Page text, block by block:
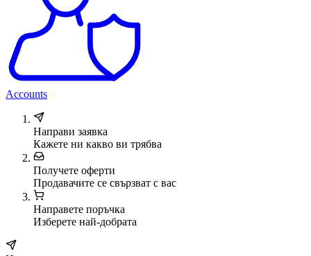
Accounts
Направи заявка
Кажете ни какво ви трябва
Получете оферти
Продавачите се свързват с вас
Направете поръчка
Изберете най-добрата